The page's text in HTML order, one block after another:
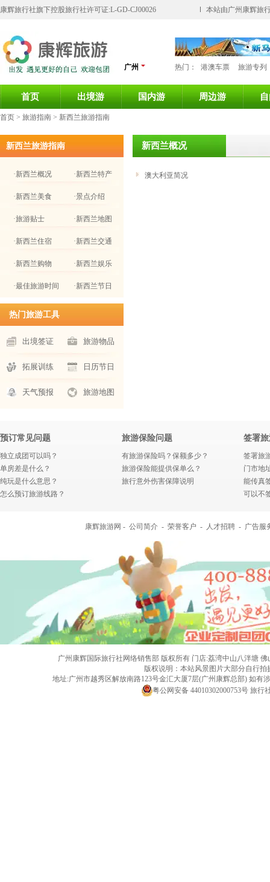
康辉旅行社旗下控股旅行社许可证:L-GD-CJ00026 本站由广州康辉旅
广州 热门： 港澳车票 旅游专列
首页 出境游 国内游 周边游
首页 > 旅游指南 > 新西兰旅游指南
新西兰旅游指南
·新西兰概况 ·新西兰特产
·新西兰美食 ·景点介绍
·旅游贴士 ·新西兰地图
·新西兰住宿 ·新西兰交通
·新西兰购物 ·新西兰娱乐
·最佳旅游时间 ·新西兰节日
热门旅游工具
出境签证 旅游物品
拓展训练 日历节日
天气预报 旅游地图
新西兰概况
澳大利亚简况
预订常见问题
独立成团可以吗？
单房差是什么？
纯玩是什么意思？
怎么预订旅游线路？
旅游保险问题
有旅游保险吗？保额多少？
旅游保险能提供保单么？
旅行意外伤害保障说明
签署
签署旅
门市地
能传真
可以不
康辉旅游网 - 公司简介 - 荣誉客户 - 人才招聘 - 广告服
广州康辉国际旅行社网络销售部 版权所有 门店:荔湾中山八泮塘 佛
版权说明：本站风景图片大部分自行
地址:广州市越秀区解放南路123号金汇大厦7层(广州康辉总部) 如
粤公网安备 44010302000753号 旅行